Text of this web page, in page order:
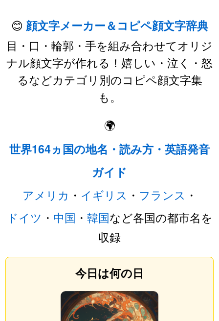
😊 顔文字メーカー＆コピペ顔文字辞典
目・口・輪郭・手を組み合わせてオリジ
ナル顔文字が作れる！嬉しい・泣く・怒
るなどカテゴリ別のコピペ顔文字集
も。
🌍
世界164ヵ国の地名・読み方・英語発音
ガイド
アメリカ ・ イギリス ・ フランス ・
ドイツ ・ 中国 ・ 韓国など各国の都市名を
収録
今日は何の日